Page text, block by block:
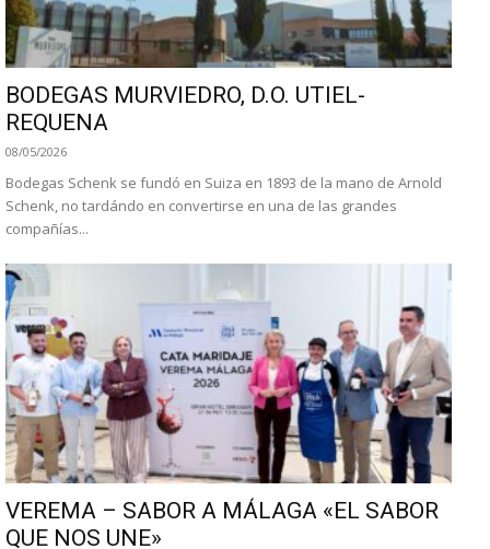
BODEGAS MURVIEDRO, D.O. UTIEL-
REQUENA
08/05/2026
Bodegas Schenk se fundó en Suiza en 1893 de la mano de Arnold
Schenk, no tardándo en convertirse en una de las grandes
compañías...
VEREMA – SABOR A MÁLAGA «EL SABOR
QUE NOS UNE»